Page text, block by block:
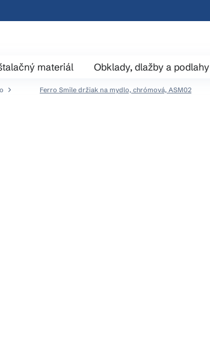
materiál Obklady, dlažby a podlahy
Ferro Smile držiak na mydlo, chrómová, ASM02